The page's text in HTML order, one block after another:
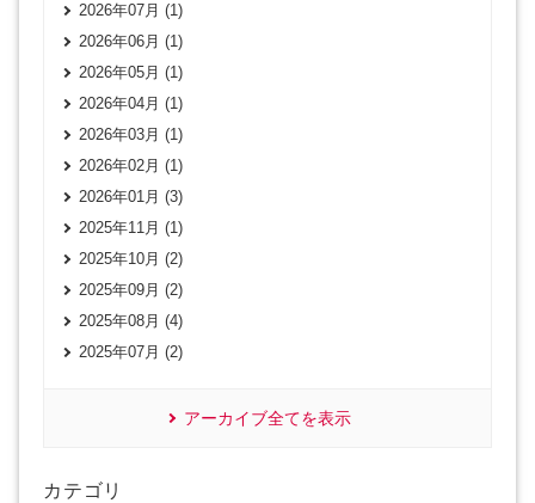
2026年07月 (1)
2026年06月 (1)
2026年05月 (1)
2026年04月 (1)
2026年03月 (1)
2026年02月 (1)
2026年01月 (3)
2025年11月 (1)
2025年10月 (2)
2025年09月 (2)
2025年08月 (4)
2025年07月 (2)
アーカイブ全てを表示
カテゴリ